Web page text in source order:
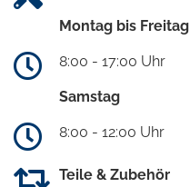
Montag bis Freitag
8:00 - 17:00 Uhr
Samstag
8:00 - 12:00 Uhr
Teile & Zubehör